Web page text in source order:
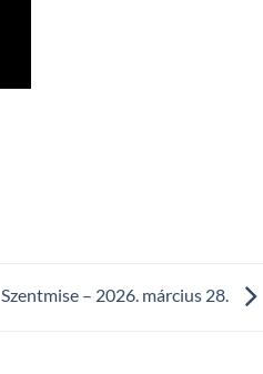
Szentmise – 2026. március 28.